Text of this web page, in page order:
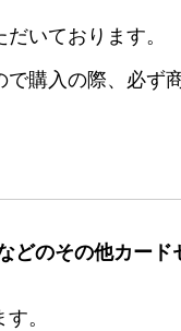
いております。
購入の際、必ず
どのその他カード
。